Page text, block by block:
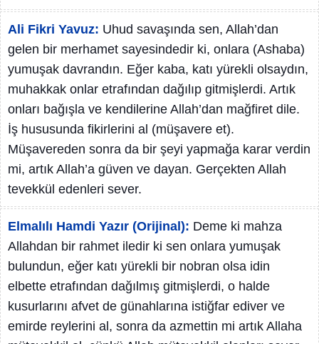
Ali Fikri Yavuz: Uhud savaşında sen, Allah’dan
gelen bir merhamet sayesindedir ki, onlara (Ashaba)
yumuşak davrandın. Eğer kaba, katı yürekli olsaydın,
muhakkak onlar etrafından dağılıp gitmişlerdi. Artık
onları bağışla ve kendilerine Allah’dan mağfiret dile.
İş hususunda fikirlerini al (müşavere et).
Müşavereden sonra da bir şeyi yapmağa karar verdin
mi, artık Allah’a güven ve dayan. Gerçekten Allah
tevekkül edenleri sever.
Elmalılı Hamdi Yazır (Orijinal): Deme ki mahza
Allahdan bir rahmet iledir ki sen onlara yumuşak
bulundun, eğer katı yürekli bir nobran olsa idin
elbette etrafından dağılmış gitmişlerdi, o halde
kusurlarını afvet de günahlarına istiğfar ediver ve
emirde reylerini al, sonra da azmettin mi artık Allaha